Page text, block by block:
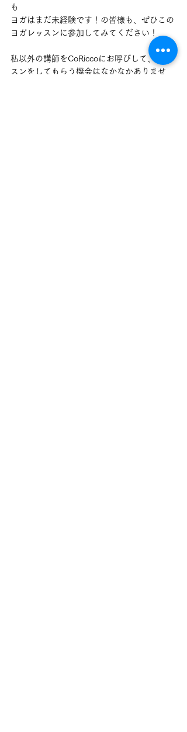
も
ヨガはまだ未経験です！の皆様も、ぜひこの
ヨガレッスンに参加してみてください！
私以外の講師をCoRiccoにお呼びして、レッ
スンをしてもらう機会はなかなかありませ